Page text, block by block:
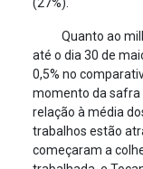
Quanto ao
até o dia 30 de
0,5% no
momento da safra
relação à média
trabalhos estão
começaram a